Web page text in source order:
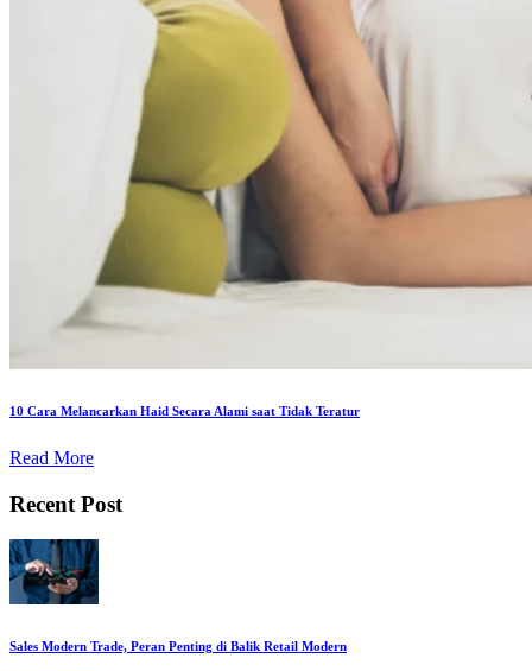
10 Cara Melancarkan Haid Secara Alami saat Tidak Teratur
Read More
Recent Post
Sales Modern Trade, Peran Penting di Balik Retail Modern